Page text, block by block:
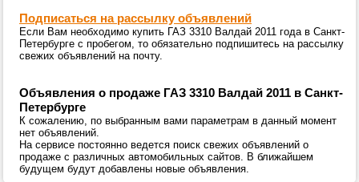
Подписаться на рассылку объявлений
Если Вам необходимо купить ГАЗ 3310 Валдай 2011 года в Санкт-
Петербурге с пробегом, то обязательно подпишитесь на рассылку
свежих объявлений на почту.
Объявления о продаже ГАЗ 3310 Валдай 2011 в Санкт-
Петербурге
К сожалению, по выбранным вами параметрам в данный момент
нет объявлений.
На сервисе постоянно ведется поиск свежих объявлений о
продаже с различных автомобильных сайтов. В ближайшем
будущем будут добавлены новые объявления.